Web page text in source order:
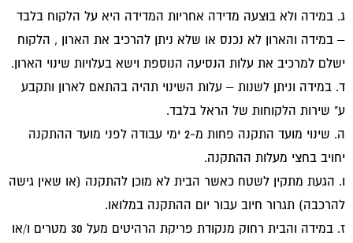
ג. במידה ולא בוצעה מדידה אחריות המדידה היא על הלקוח בלבד
– במידה והארון לא נכנס או שלא ניתן להרכיב את הארון , הלקוח
ישלם למרכיב את עלות הנסיעה הנוספת וישא בעלויות שינוי הארון.
ד. במידה וניתן לשנות – עלות השינוי תהיה בהתאם לארון ותקבע
ע" שירות הלקוחות של הראל בלבד.
ה. שינוי מועד התקנה פחות מ-2 ימי עבודה לפני מועד ההתקנה
יחויב בחצי מעלות ההתקנה.
ו. הגעת מתקין לשטח כאשר הבית לא מוכן להתקנה (או שאין גישה
להרכבה) תגרור חיוב עבור יום ההתקנה במלואו.
ז. במידה והבית רחוק מנקודת פריקת הרהיטים מעל 30 מטרים ו/או